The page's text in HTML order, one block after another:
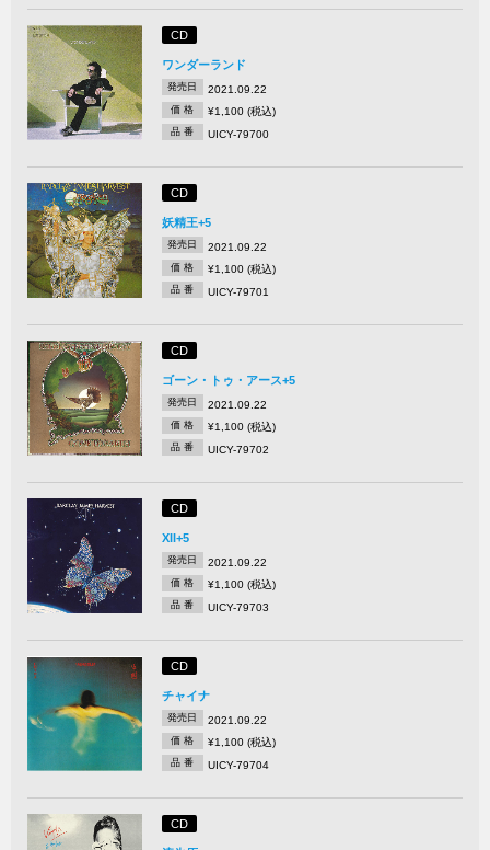
CD
ワンダーランド
発売日 2021.09.22
価 格 ¥1,100 (税込)
品 番 UICY-79700
CD
妖精王+5
発売日 2021.09.22
価 格 ¥1,100 (税込)
品 番 UICY-79701
CD
ゴーン・トゥ・アース+5
発売日 2021.09.22
価 格 ¥1,100 (税込)
品 番 UICY-79702
CD
XII+5
発売日 2021.09.22
価 格 ¥1,100 (税込)
品 番 UICY-79703
CD
チャイナ
発売日 2021.09.22
価 格 ¥1,100 (税込)
品 番 UICY-79704
CD